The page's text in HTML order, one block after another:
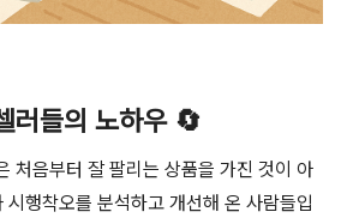
러들의 노하우 🔄
처음부터 잘 팔리는 상품을 가진 것이 아
시행착오를 분석하고 개선해 온 사람들입